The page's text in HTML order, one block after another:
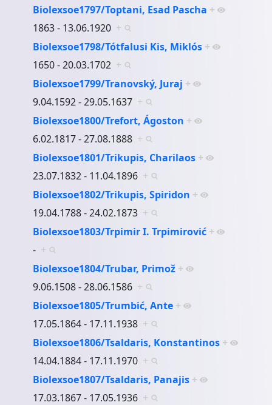
Biolexsoe1797/Toptani, Esad Pascha +
1863 - 13.06.1920 +
Biolexsoe1798/Tótfalusi Kis, Miklós +
1650 - 20.03.1702 +
Biolexsoe1799/Tranovský, Juraj +
9.04.1592 - 29.05.1637 +
Biolexsoe1800/Trefort, Ágoston +
6.02.1817 - 27.08.1888 +
Biolexsoe1801/Trikupis, Charilaos +
23.07.1832 - 11.04.1896 +
Biolexsoe1802/Trikupis, Spiridon +
19.04.1788 - 24.02.1873 +
Biolexsoe1803/Trpimir I. Trpimirović +
- +
Biolexsoe1804/Trubar, Primož +
9.06.1508 - 28.06.1586 +
Biolexsoe1805/Trumbić, Ante +
17.05.1864 - 17.11.1938 +
Biolexsoe1806/Tsaldaris, Konstantinos +
14.04.1884 - 17.11.1970 +
Biolexsoe1807/Tsaldaris, Panajis +
17.03.1867 - 17.05.1936 +